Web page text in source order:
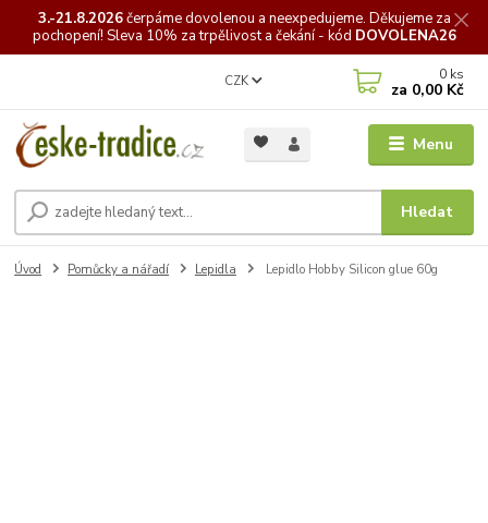
3.-21.8.2026čerpámedovolenou a neexpedujeme. Děkujeme za
pochopení! Sleva 10% za trpělivost a čekání - kód DOVOLENA26
Menu
CZK
Hledat
0 ks
za 0,00 Kč
Úvod Pomůcky a nářadí Lepidla Lepidlo Hobby Silicon glue 60g